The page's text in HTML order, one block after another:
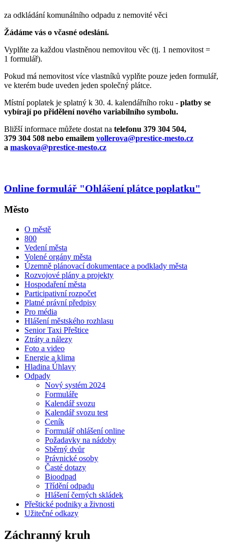
za odkládání komunálního odpadu z nemovité věci
Žádáme vás o včasné odeslání.
Vyplňte za každou vlastněnou nemovitou věc (tj. 1 nemovitost =
1 formulář).
Pokud má nemovitost více vlastníků vyplňte pouze jeden formulář,
ve kterém bude uveden jeden společný plátce.
Místní poplatek je splatný k 30. 4. kalendářního roku - platby se
vybírají po přidělení nového variabilního symbolu.
Bližší informace můžete dostat na telefonu 379 304 504,
379 304 508 nebo emailem vollerova@prestice-mesto.cz
a maskova@prestice-mesto.cz
Online formulář "Ohlášení plátce poplatku"
Město
O městě
800
Vedení města
Volené orgány města
Územně plánovací dokumentace a podklady města
Rozvojové plány a projekty
Hospodaření města
Participativní rozpočet
Platné právní předpisy
Pro média
Hlášení městského rozhlasu
Senior Taxi Přeštice
Ztráty a nálezy
Foto a video
Energie a klima
Hladina Úhlavy
Odpady
Nový systém 2024
Formuláře
Kalendář svozu
Kalendář svozu test
Ceník
Formulář ohlášení online
Požadavky na nádoby
Sběrný dvůr
Právnické osoby
Časté dotazy
Bioodpad
Třídění odpadu
Hlášení černých skládek
Přeštické podniky a živnosti
Užitečné odkazy
Záchranný kruh